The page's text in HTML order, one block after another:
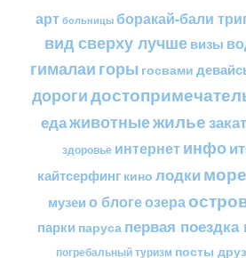
арт больницы боракай-бали
вид сверху лучшевизы
гималаи горы госвами
дороги
едаживотныежилье
здоровье интернетинфо
кайтсерфинг кино лодки
музеи о блогеозера
парки паруса первая
погребальный туризм посты